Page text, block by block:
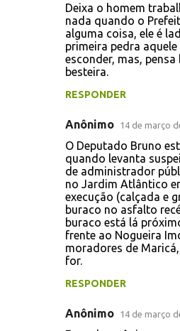
Deixa o homem
nada quando o
alguma coisa, ele é
primeira pedra
esconder, mas,
besteira.
RESPONDER
Anônimo 14 de março
O Deputado Bruno
quando levanta
de administrador
no Jardim Atlântico
execução (calçada e
buraco no asfalto
buraco está lá
frente ao Nogueira
moradores de
for.
RESPONDER
Anônimo 14 de março